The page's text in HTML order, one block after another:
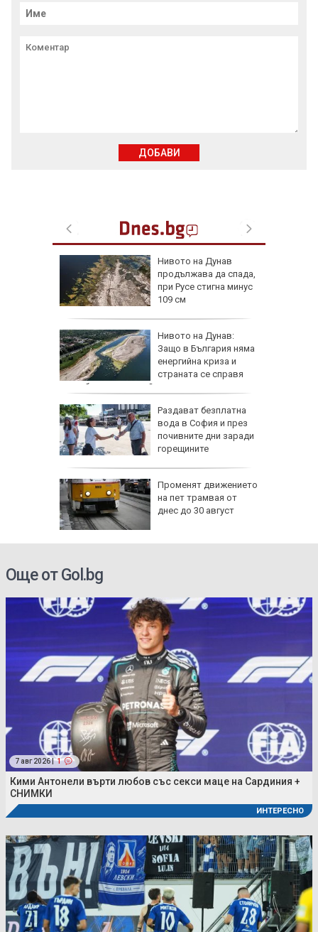
Нивото на Дунав
продължава да спада,
при Русе стигна минус
109 см
Нивото на Дунав:
Защо в България няма
енергийна криза и
страната се справя
по-добре от другите?
Раздават безплатна
вода в София и през
почивните дни заради
горещините
Променят движението
на пет трамвая от
днес до 30 август
ДОБАВИ
Още от Gol.bg
7 авг 2026 | 1
Кими Антонели върти любов със секси маце на Сардиния +
СНИМКИ
ИНТЕРЕСНО